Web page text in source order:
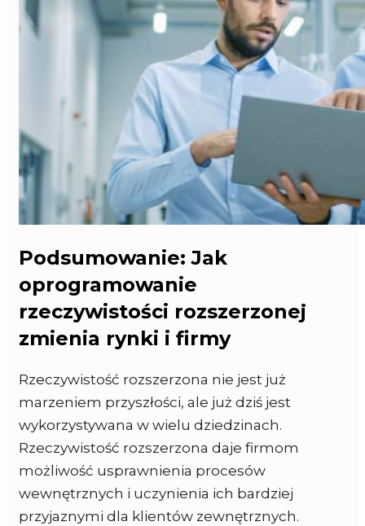
Podsumowanie: Jak
oprogramowanie
rzeczywistości rozszerzonej
zmienia rynki i firmy
Rzeczywistość rozszerzona nie jest już
marzeniem przyszłości, ale już dziś jest
wykorzystywana w wielu dziedzinach.
Rzeczywistość rozszerzona daje firmom
możliwość usprawnienia procesów
wewnętrznych i uczynienia ich bardziej
przyjaznymi dla klientów zewnętrznych.